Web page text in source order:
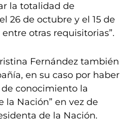
la totalidad de
26 de octubre y el 15 de
otras requisitorias”.
Fernández también
en su caso por haber
conocimiento la
la Nación” en vez de
de la Nación.